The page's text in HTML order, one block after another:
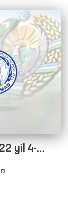
yil 4-
kreditor